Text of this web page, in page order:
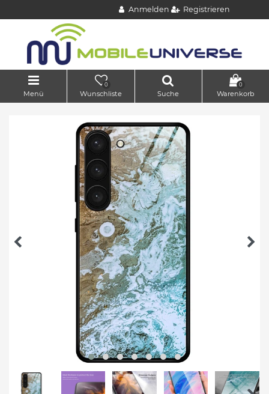
Anmelden Registrieren
Menü
0
Wunschliste Suche
0
Warenkorb